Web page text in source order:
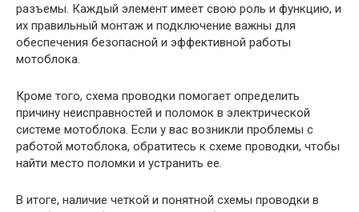
разъемы. Каждый элемент имеет свою роль и функцию, и
их правильный монтаж и подключение важны для
обеспечения безопасной и эффективной работы
мотоблока.
Кроме того, схема проводки помогает определить
причину неисправностей и поломок в электрической
системе мотоблока. Если у вас возникли проблемы с
работой мотоблока, обратитесь к схеме проводки, чтобы
найти место поломки и устранить ее.
В итоге, наличие четкой и понятной схемы проводки в